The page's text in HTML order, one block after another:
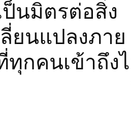
นมิตรต่อสิ่ง
ยนแปลงภาย
กคนเข้าถึง